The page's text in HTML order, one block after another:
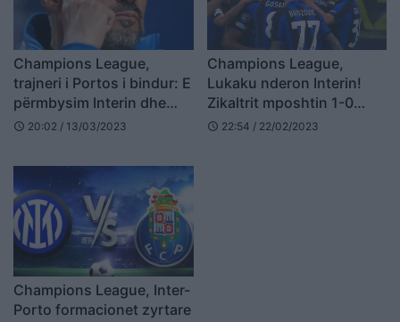
Champions League,
trajneri i Portos i bindur: E
përmbysim Interin dhe
kalojmë në turin tjetër
schedule 20:02 / 13/03/2023
Champions League,
Lukaku nderon Interin!
Zikaltrit mposhtin 1-0
Porton në “San Siro”,
schedule 22:54 / 22/02/2023
Champions League, Inter-
Porto formacionet zyrtare